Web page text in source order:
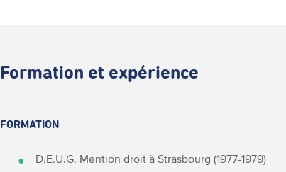
Formation et expérience
FORMATION
D.E.U.G. Mention droit à Strasbourg (1977-1979)